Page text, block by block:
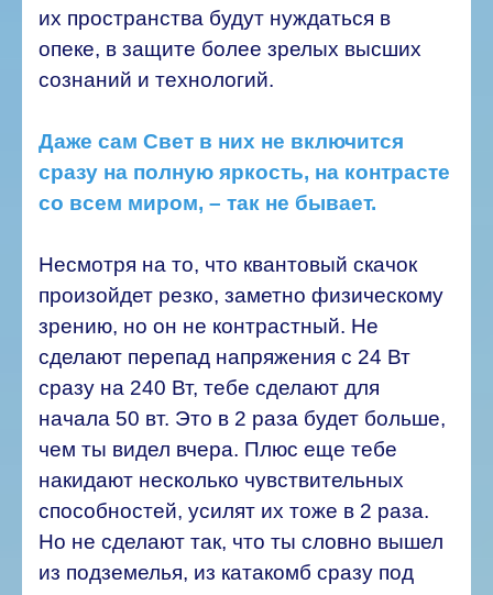
их пространства будут нуждаться в
опеке, в защите более зрелых высших
сознаний и технологий.
Даже сам Свет в них не включится
сразу на полную яркость, на контрасте
со всем миром, – так не бывает.
Несмотря на то, что квантовый скачок
произойдет резко, заметно физическому
зрению, но он не контрастный. Не
сделают перепад напряжения с 24 Вт
сразу на 240 Вт, тебе сделают для
начала 50 вт. Это в 2 раза будет больше,
чем ты видел вчера. Плюс еще тебе
накидают несколько чувствительных
способностей, усилят их тоже в 2 раза.
Но не сделают так, что ты словно вышел
из подземелья, из катакомб сразу под